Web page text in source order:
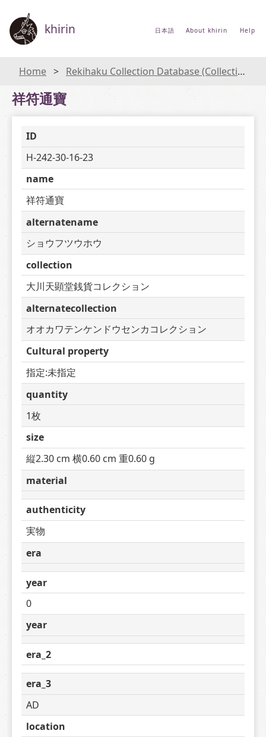
khirin 日本語 About khirin Help
Home Rekihaku Collection Database (Collections Database of the National Museum of Japanese History)
祥符通寶
ID
H-242-30-16-23
name
祥符通寶
alternatename
ショウフツウホウ
collection
大川天顕堂銭貨コレクション
alternatecollection
オオカワテンケンドウセンカコレクション
Cultural property
指定:未指定
quantity
1枚
size
縦2.30 cm 横0.60 cm 重0.60 g
material
authenticity
実物
era
year
0
year
era_2
era_3
AD
location